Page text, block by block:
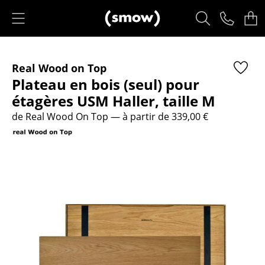
Sièges
Chaises de cuisine & salle à manger
Canapés
Chaises cantilever
Chaises et Tabourets de bar
Tabourets
Real Wood on Top
Plateau en bois (seul) pour
étagères USM Haller, taille M
de Real Wood On Top — à partir de 339,00 €